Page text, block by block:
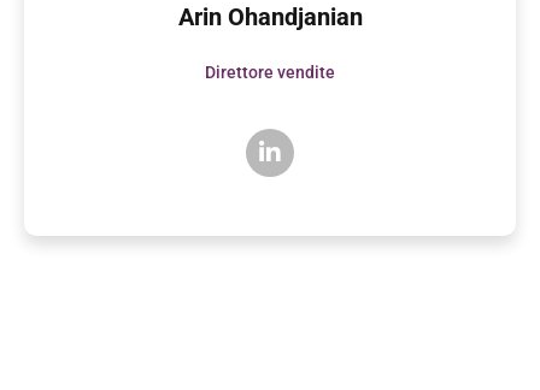
Arin Ohandjanian
Direttore vendite